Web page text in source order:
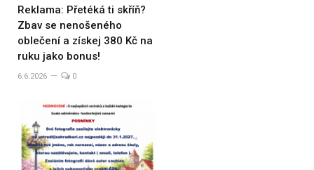
Reklama: Přetéká ti skříň?
Zbav se nenošeného
oblečení a získej 380 Kč na
ruku jako bonus!
6.6.2026 0